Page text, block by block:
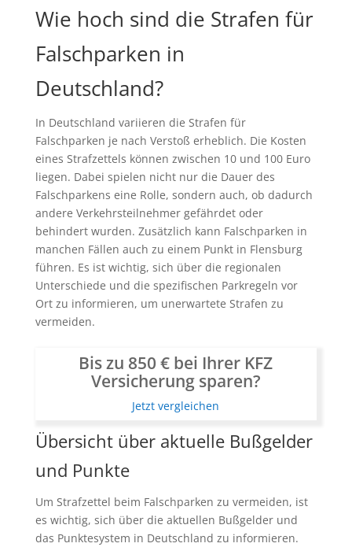
Wie hoch sind die Strafen für
Falschparken in
Deutschland?
In Deutschland variieren die Strafen für
Falschparken je nach Verstoß erheblich. Die Kosten
eines Strafzettels können zwischen 10 und 100 Euro
liegen. Dabei spielen nicht nur die Dauer des
Falschparkens eine Rolle, sondern auch, ob dadurch
andere Verkehrsteilnehmer gefährdet oder
behindert wurden. Zusätzlich kann Falschparken in
manchen Fällen auch zu einem Punkt in Flensburg
führen. Es ist wichtig, sich über die regionalen
Unterschiede und die spezifischen Parkregeln vor
Ort zu informieren, um unerwartete Strafen zu
vermeiden.
Bis zu 850 € bei Ihrer KFZ
Versicherung sparen?
Jetzt vergleichen
Übersicht über aktuelle Bußgelder
und Punkte
Um Strafzettel beim Falschparken zu vermeiden, ist
es wichtig, sich über die aktuellen Bußgelder und
das Punktesystem in Deutschland zu informieren.